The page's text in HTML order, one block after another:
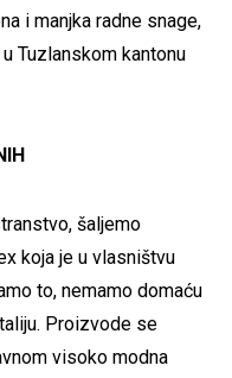
i manjka radne snage,
Tuzlanskom kantonu
šaljemo
koja je u vlasništvu
to, nemamo domaću
Proizvode se
visoko modna